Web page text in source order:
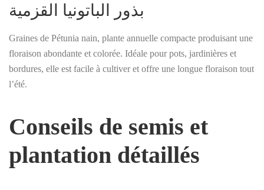
بذور
الباتونيا القزمية
Graines de Pétunia nain, plante annuelle compacte produisant une
floraison abondante et colorée. Idéale pour pots, jardinières et
bordures, elle est facile à cultiver et offre une longue floraison tout
l’été.
Conseils de semis et
plantation détaillés